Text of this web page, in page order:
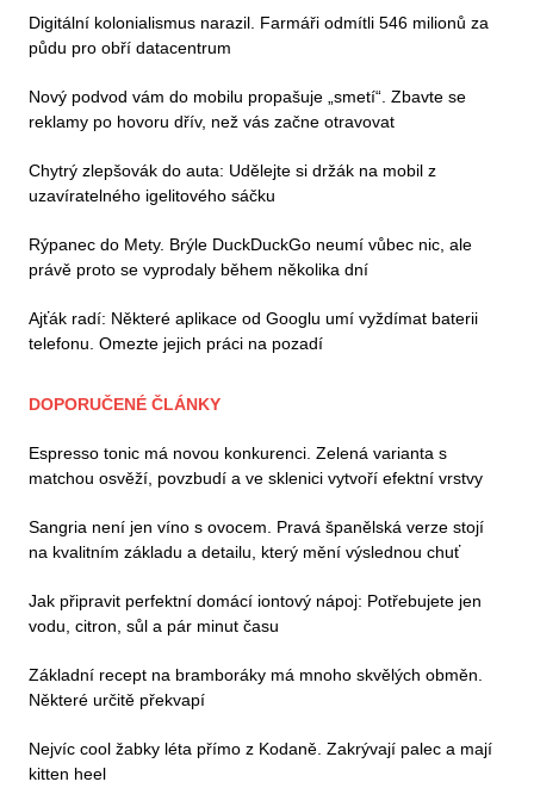
Digitální kolonialismus narazil. Farmáři odmítli 546 milionů za
půdu pro obří datacentrum
Nový podvod vám do mobilu propašuje „smetí“. Zbavte se
reklamy po hovoru dřív, než vás začne otravovat
Chytrý zlepšovák do auta: Udělejte si držák na mobil z
uzavíratelného igelitového sáčku
Rýpanec do Mety. Brýle DuckDuckGo neumí vůbec nic, ale
právě proto se vyprodaly během několika dní
Ajťák radí: Některé aplikace od Googlu umí vyždímat baterii
telefonu. Omezte jejich práci na pozadí
DOPORUČENÉ ČLÁNKY
Espresso tonic má novou konkurenci. Zelená varianta s
matchou osvěží, povzbudí a ve sklenici vytvoří efektní vrstvy
Sangria není jen víno s ovocem. Pravá španělská verze stojí
na kvalitním základu a detailu, který mění výslednou chuť
Jak připravit perfektní domácí iontový nápoj: Potřebujete jen
vodu, citron, sůl a pár minut času
Základní recept na bramboráky má mnoho skvělých obměn.
Některé určitě překvapí
Nejvíc cool žabky léta přímo z Kodaně. Zakrývají palec a mají
kitten heel